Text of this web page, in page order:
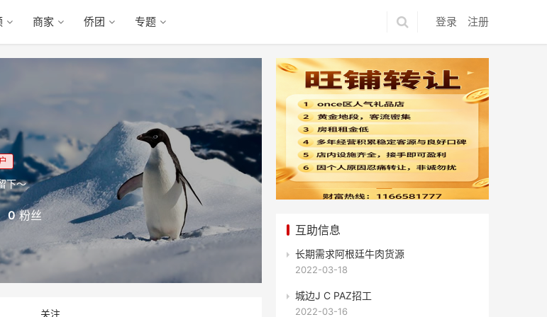
登录 注册
商家 侨团 专题
下～
0 粉丝
关注
互助信息
长期需求阿根廷牛肉货源
2022-03-18
城边J C PAZ招工
2022-03-16